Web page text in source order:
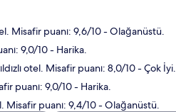
Misafir puanı: 9,6/10 - Olağanüstü.
9,0/10 - Harika.
otel. Misafir puanı: 8,0/10 - Çok İyi.
puanı: 9,0/10 - Harika.
Misafir puanı: 9,4/10 - Olağanüstü.